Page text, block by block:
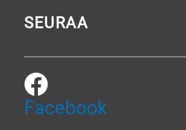
SEURAA
Facebook